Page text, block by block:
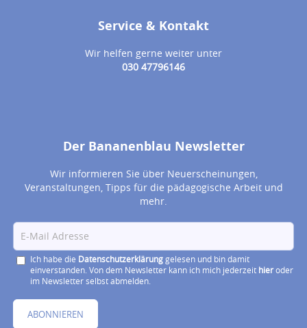
Service & Kontakt
Wir helfen gerne weiter unter
030 47796146
Der Bananenblau Newsletter
Wir informieren Sie über Neuerscheinungen,
Veranstaltungen, Tipps für die pädagogische Arbeit und
mehr.
Ich habe die Datenschutzerklärunggelesen und bin damit
einverstanden. Von dem Newsletter kann ich mich jederzeit hieroder
im Newsletter selbst abmelden.
ABONNIEREN